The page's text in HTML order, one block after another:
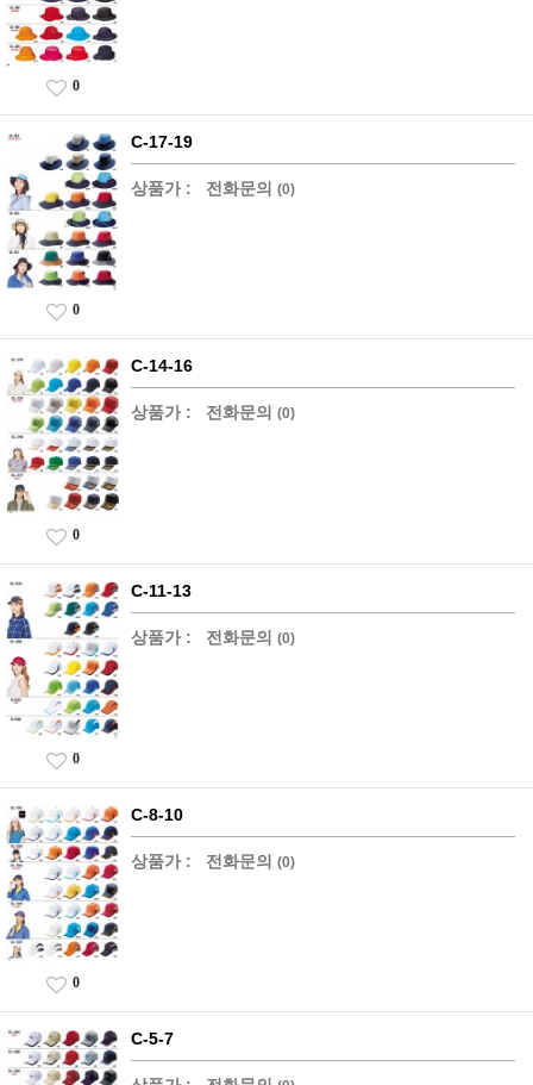
0
C-17-19
상품가 : 전화문의 (0)
0
C-14-16
상품가 : 전화문의 (0)
0
C-11-13
상품가 : 전화문의 (0)
0
C-8-10
상품가 : 전화문의 (0)
0
C-5-7